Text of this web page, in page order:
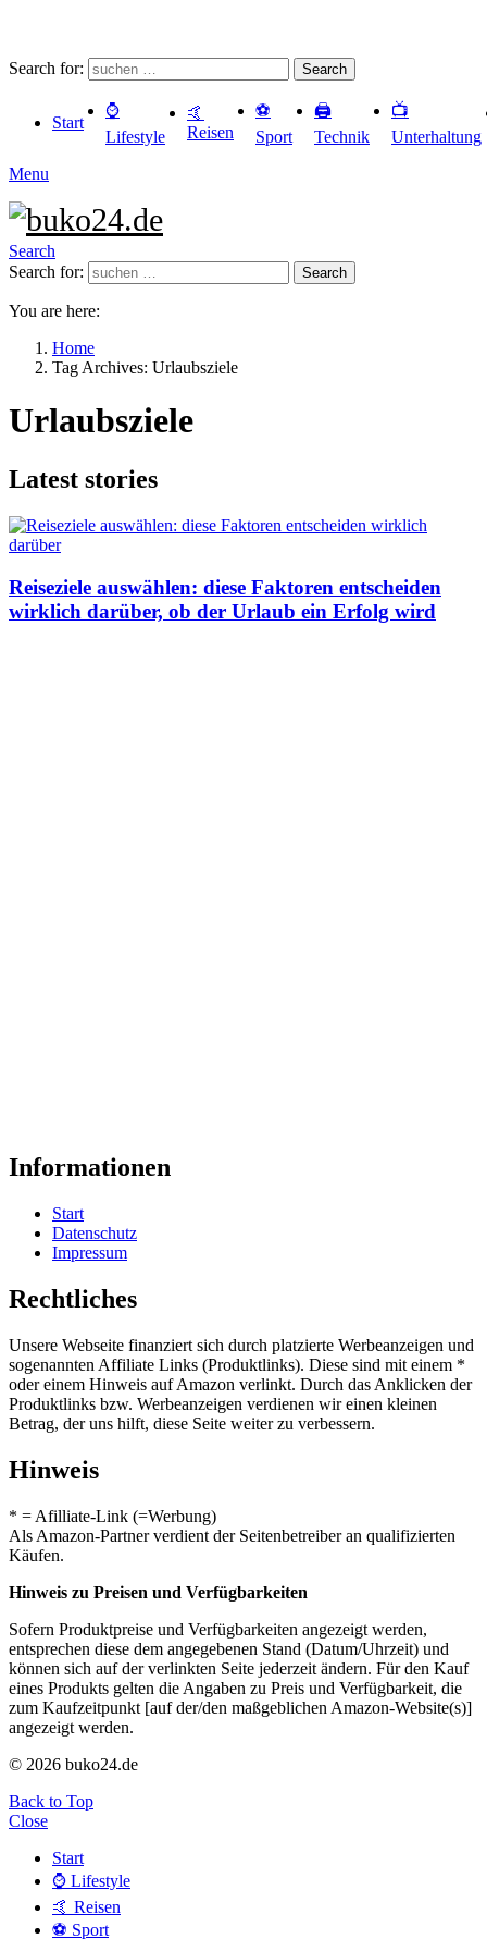
Search for: Search
Start
⌚️
Lifestyle
🤙
Reisen
⚽️
Sport
🖨️
Technik
📺
Unterhaltung
Menu
Search
Search for:
Search
You are here:
Home
Tag Archives: Urlaubsziele
Urlaubsziele
Latest stories
Reiseziele auswählen: diese Faktoren entscheiden
wirklich darüber, ob der Urlaub ein Erfolg wird
Informationen
Start
Datenschutz
Impressum
Rechtliches
Unsere Webseite finanziert sich durch platzierte Werbeanzeigen und
sogenannten Affiliate Links (Produktlinks). Diese sind mit einem *
oder einem Hinweis auf Amazon verlinkt. Durch das Anklicken der
Produktlinks bzw. Werbeanzeigen verdienen wir einen kleinen
Betrag, der uns hilft, diese Seite weiter zu verbessern.
Hinweis
* = Afilliate-Link (=Werbung)
Als Amazon-Partner verdient der Seitenbetreiber an qualifizierten
Käufen.
Hinweis zu Preisen und Verfügbarkeiten
Sofern Produktpreise und Verfügbarkeiten angezeigt werden,
entsprechen diese dem angegebenen Stand (Datum/Uhrzeit) und
können sich auf der verlinkten Seite jederzeit ändern. Für den Kauf
eines Produkts gelten die Angaben zu Preis und Verfügbarkeit, die
zum Kaufzeitpunkt [auf der/den maßgeblichen Amazon-Website(s)]
angezeigt werden.
© 2026 buko24.de
Back to Top
Close
Start
⌚️ Lifestyle
🤙 Reisen
⚽️ Sport